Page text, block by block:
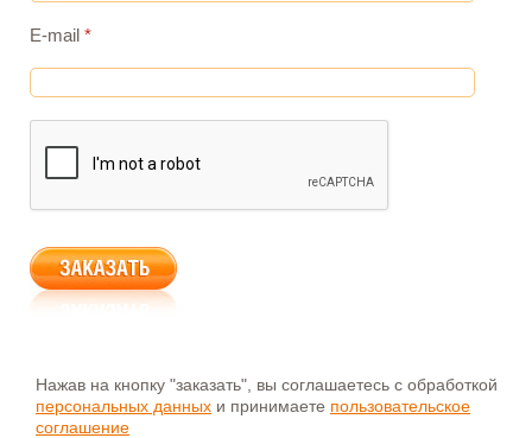
E-mail *
Нажав на кнопку "заказать", вы соглашаетесь с обработкой
персональных данных и принимаете пользовательское
соглашение